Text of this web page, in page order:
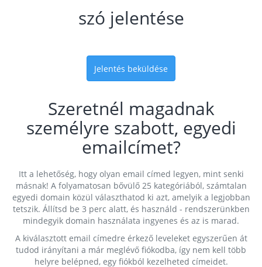
szó jelentése
Jelentés beküldése
Szeretnél magadnak
személyre szabott, egyedi
emailcímet?
Itt a lehetőség, hogy olyan email címed legyen, mint senki
másnak! A folyamatosan bővülő 25 kategóriából, számtalan
egyedi domain közül választhatod ki azt, amelyik a legjobban
tetszik. Állítsd be 3 perc alatt, és használd - rendszerünkben
mindegyik domain használata ingyenes és az is marad.
A kiválasztott email címedre érkező leveleket egyszerűen át
tudod irányítani a már meglévő fiókodba, így nem kell több
helyre belépned, egy fiókból kezelheted címeidet.